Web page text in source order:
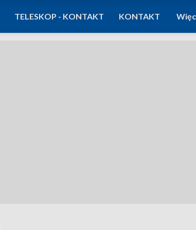
TELESKOP - KONTAKT KONTAKT